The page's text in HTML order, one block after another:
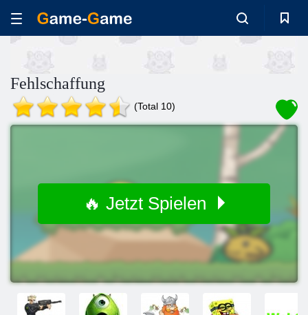
Fehlschaffung
(Total 10)
🔥 Jetzt Spielen